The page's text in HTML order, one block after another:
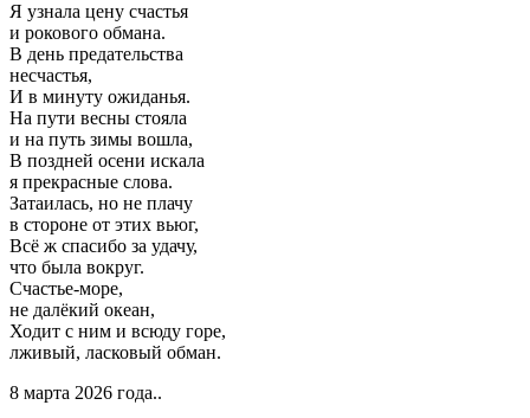
Я узнала цену счастья
и рокового обмана.
В день предательства
несчастья,
И в минуту ожиданья.
На пути весны стояла
и на путь зимы вошла,
В поздней осени искала
я прекрасные слова.
Затаилась, но не плачу
в стороне от этих вьюг,
Всё ж спасибо за удачу,
что была вокруг.
Счастье-море,
не далёкий океан,
Ходит с ним и всюду горе,
лживый, ласковый обман.
8 марта 2026 года..